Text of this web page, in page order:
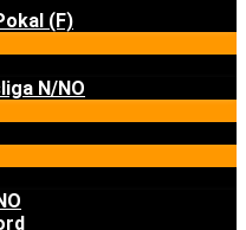
(F)
N/NO